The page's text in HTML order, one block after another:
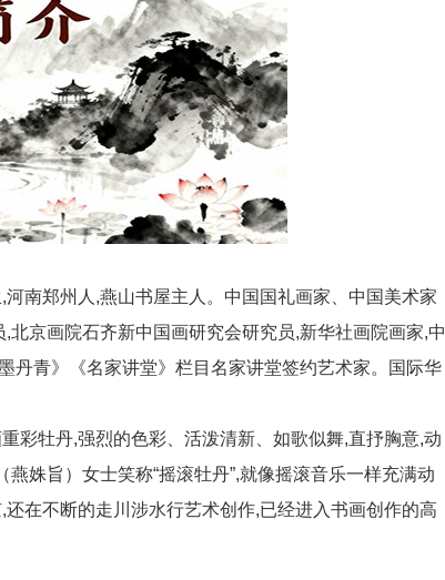
郑州人,燕山书屋主人。中国国礼画家、中国美术家
京画院石齐新中国画研究会研究员,新华社画院画家,中
丹青》《名家讲堂》栏目名家讲堂签约艺术家。国际华
牡丹,强烈的色彩、活泼清新、如歌似舞,直抒胸意,动
姝旨）女士笑称“摇滚牡丹”,就像摇滚音乐一样充满动
在不断的走川涉水行艺术创作,已经进入书画创作的高